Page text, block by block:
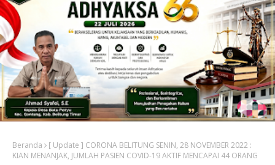
Beranda
[ Update ] CORONA BELITUNG SENIN, 28 NOVEMBER 2022 :
KIAN MENANJAK, JUMLAH PASIEN COVID-19 AKTIF MENCAPAI 44 ORANG